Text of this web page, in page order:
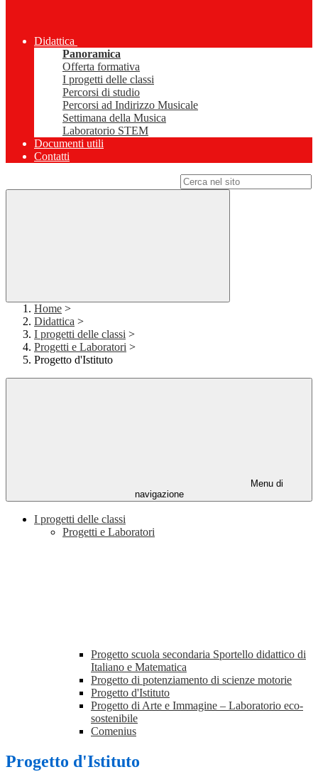
Didattica
Panoramica
Offerta formativa
I progetti delle classi
Percorsi di studio
Percorsi ad Indirizzo Musicale
Settimana della Musica
Laboratorio STEM
Documenti utili
Contatti
Home >
Didattica >
I progetti delle classi >
Progetti e Laboratori >
Progetto d'Istituto
Menu di
navigazione
I progetti delle classi
Progetti e Laboratori
Progetto scuola secondaria Sportello didattico di
Italiano e Matematica
Progetto di potenziamento di scienze motorie
Progetto d'Istituto
Progetto di Arte e Immagine – Laboratorio eco-
sostenibile
Comenius
Progetto d'Istituto